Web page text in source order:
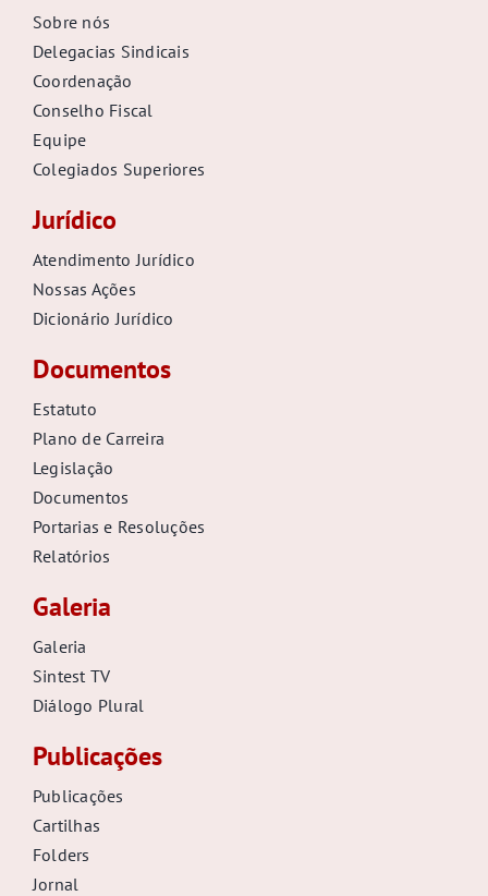
Sobre nós
Delegacias Sindicais
Coordenação
Conselho Fiscal
Equipe
Colegiados Superiores
Jurídico
Atendimento Jurídico
Nossas Ações
Dicionário Jurídico
Documentos
Estatuto
Plano de Carreira
Legislação
Documentos
Portarias e Resoluções
Relatórios
Galeria
Galeria
Sintest TV
Diálogo Plural
Publicações
Publicações
Cartilhas
Folders
Jornal